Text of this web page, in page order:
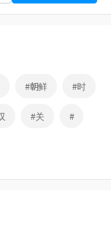
#朝鲜 #时
#关 #